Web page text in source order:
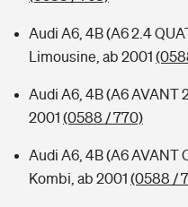
Audi A6, 4B (A6 2.4
Limousine, ab 2001
Audi A6, 4B (A6 AVANT
2001 (0588 / 770)
Audi A6, 4B (A6 AVANT
Kombi, ab 2001 (0588 /